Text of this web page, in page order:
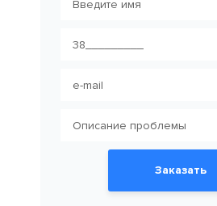
Заказать